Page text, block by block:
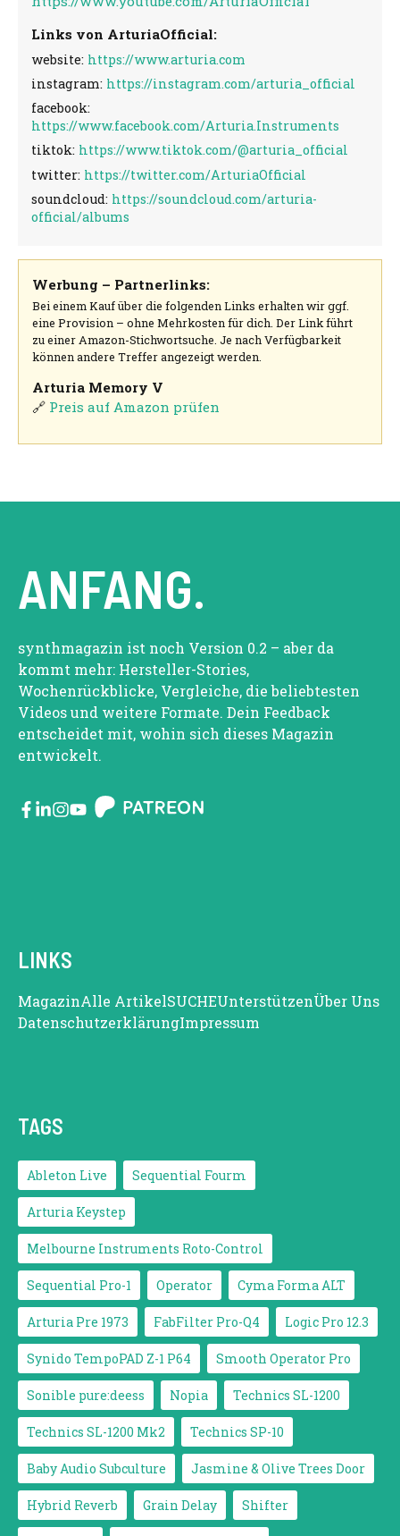
Links von ArturiaOfficial:
website: https://www.arturia.com
instagram: https://instagram.com/arturia_official
facebook:
https://www.facebook.com/Arturia.Instruments
tiktok: https://www.tiktok.com/@arturia_official
twitter: https://twitter.com/ArturiaOfficial
soundcloud: https://soundcloud.com/arturia-
official/albums
Werbung – Partnerlinks:
Bei einem Kauf über die folgenden Links erhalten wir ggf.
eine Provision – ohne Mehrkosten für dich. Der Link führt
zu einer Amazon-Stichwortsuche. Je nach Verfügbarkeit
können andere Treffer angezeigt werden.
Arturia Memory V
🔗 Preis auf Amazon prüfen
ANFANG.
synthmagazin ist noch Version 0.2 – aber da
kommt mehr: Hersteller-Stories,
Wochenrückblicke, Vergleiche, die beliebtesten
Videos und weitere Formate. Dein Feedback
entscheidet mit, wohin sich dieses Magazin
entwickelt.
LINKS
MagazinAlle ArtikelSUCHEUnterstützenÜber Uns
DatenschutzerklärungImpressum
TAGS
Ableton Live Sequential Fourm
Arturia Keystep
Melbourne Instruments Roto-Control
Sequential Pro-1 Operator Cyma Forma ALT
Arturia Pre 1973 FabFilter Pro-Q4 Logic Pro 12.3
Synido TempoPAD Z-1 P64 Smooth Operator Pro
Sonible pure:deess Nopia Technics SL-1200
Technics SL-1200 Mk2 Technics SP-10
Baby Audio Subculture Jasmine & Olive Trees Door
Hybrid Reverb Grain Delay Shifter